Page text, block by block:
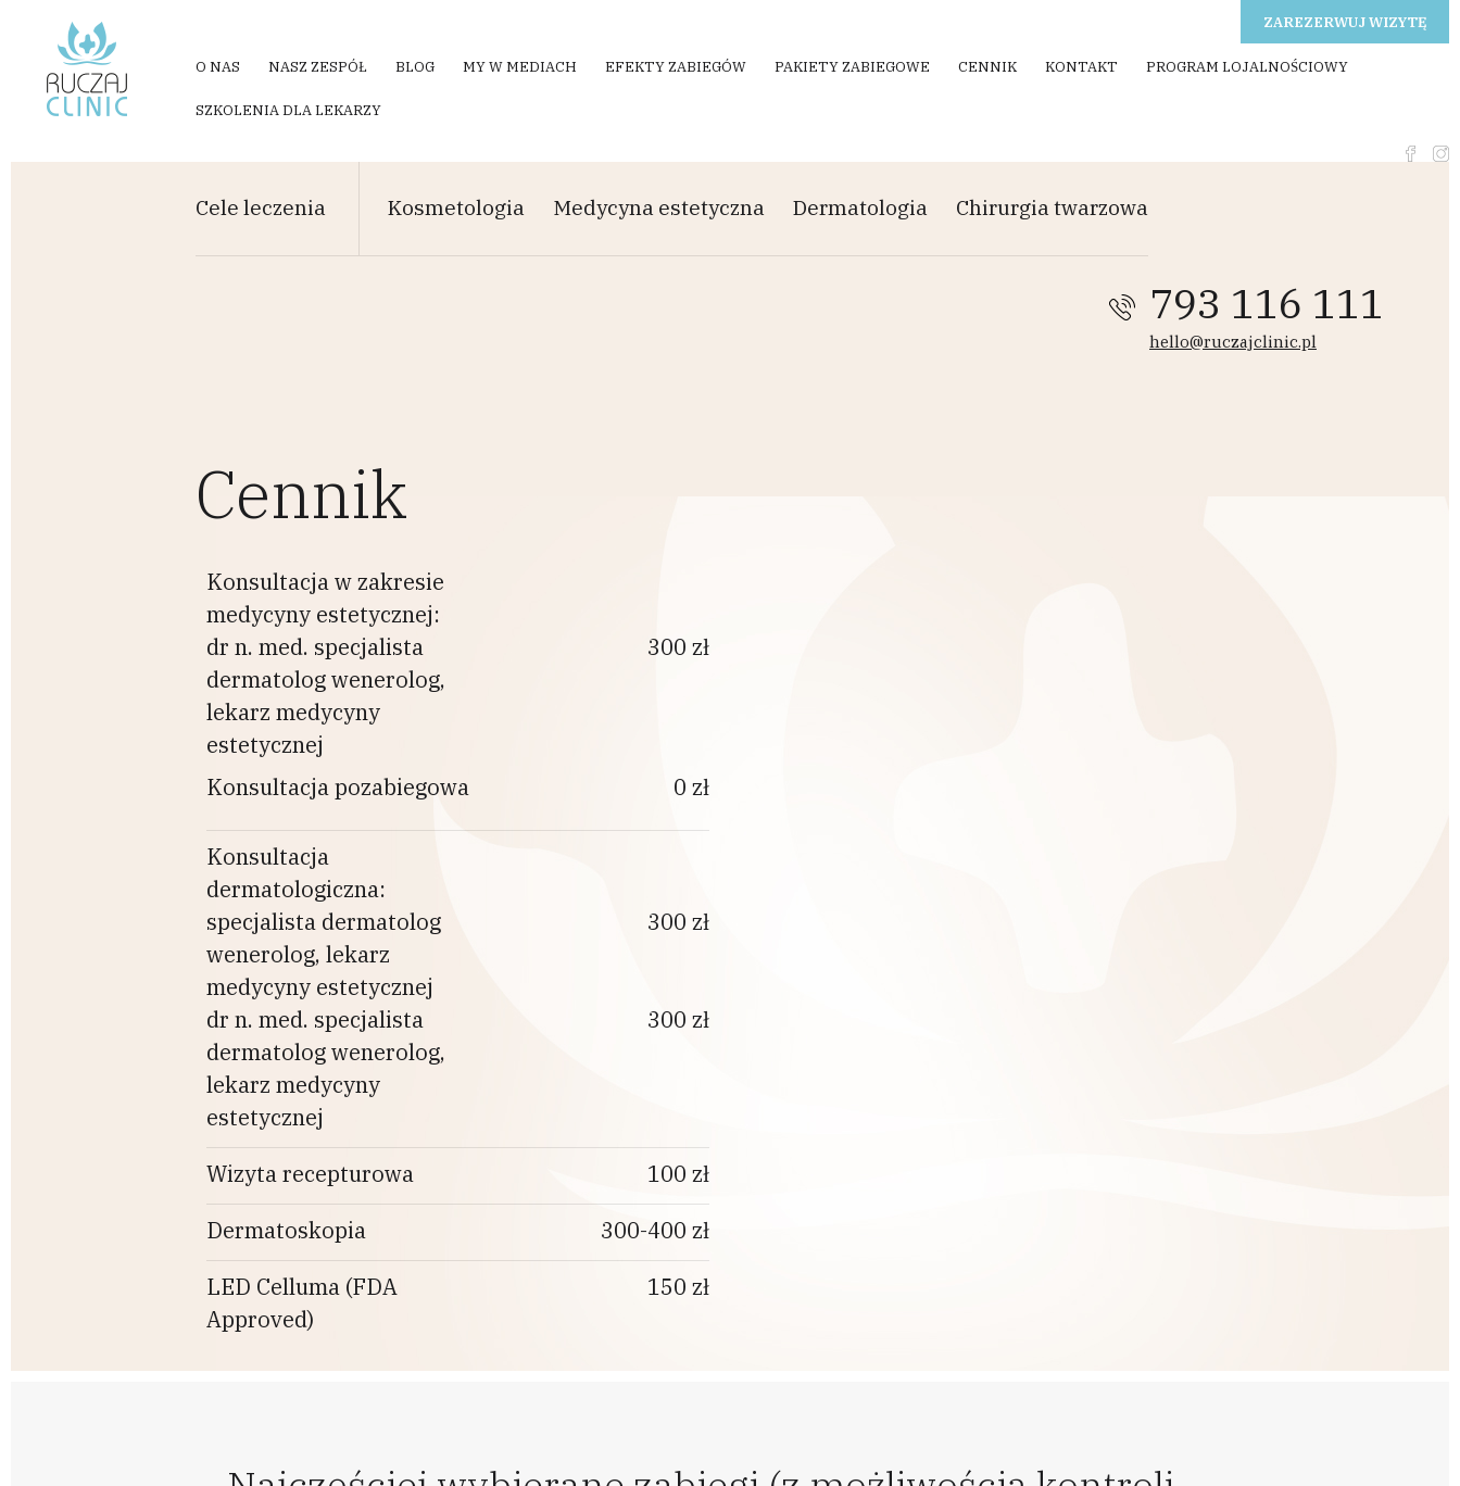
Przejdź do treści
O NAS NASZ ZESPÓŁ BLOG MY W MEDIACH EFEKTY ZABIEGÓW PAKIETY ZABIEGOWE CENNIK KONTAKT PROGRAM LOJALNOŚCIOWY
SZKOLENIA DLA LEKARZY
ZAREZERWUJ WIZYTĘ
Cele leczenia Kosmetologia Medycyna estetyczna Dermatologia Chirurgia twarzowa
793 116 111
hello@ruczajclinic.pl
Cennik
Konsultacja w zakresie
medycyny estetycznej:
dr n. med. specjalista
dermatolog wenerolog,
lekarz medycyny
estetycznej
300 zł
Konsultacja pozabiegowa 0 zł
Konsultacja
dermatologiczna:
specjalista dermatolog
wenerolog, lekarz
medycyny estetycznej
300 zł
dr n. med. specjalista
dermatolog wenerolog,
lekarz medycyny
estetycznej
300 zł
Wizyta recepturowa
100 zł
Dermatoskopia
300-400 zł
LED Celluma (FDA
Approved)
150 zł